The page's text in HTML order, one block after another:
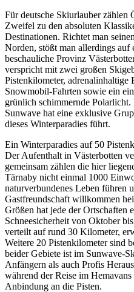
Für deutsche Skiurlauber zählen
Zweifel zu den absoluten
Destinationen. Richtet man
Norden, stößt man allerdings
beschauliche Provinz
verspricht mit zwei großen
Pistenkilometer,
Snowmobil-Fahrten sowie ein
grünlich schimmernde
Sunwave hat eine exklusive
dieses Winterparadies führt.
Ein Winterparadies auf 50
Der Aufenthalt in Västerbotten
gemeinsam zählen die hier
Tärnaby nicht einmal 1000
naturverbundenes Leben führen
Gastfreundschaft willkommen
Größen hat jede der Ortschaften
Schneesicherheit von Oktober
verteilt auf rund 30 Kilometer,
Weitere 20 Pistenkilometer sind
beider Gebiete ist im Sunwave-
Anfängern als auch Profis
während der Reise im
Anbindung an die Pisten.